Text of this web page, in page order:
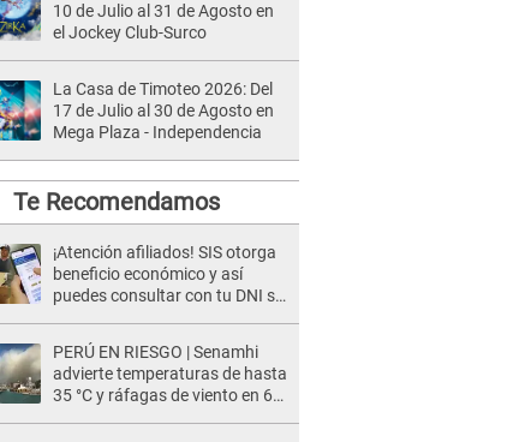
10 de Julio al 31 de Agosto en
el Jockey Club-Surco
La Casa de Timoteo 2026: Del
17 de Julio al 30 de Agosto en
Mega Plaza - Independencia
Te Recomendamos
¡Atención afiliados! SIS otorga
beneficio económico y así
puedes consultar con tu DNI si
PERÚ EN RIESGO | Senamhi
advierte temperaturas de hasta
35 °C y ráfagas de viento en 6